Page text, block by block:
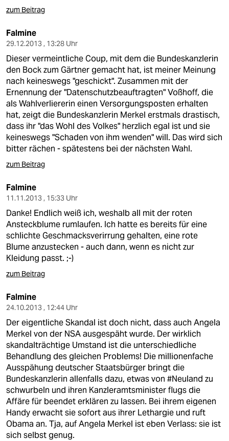
zum Beitrag
Falmine
29.12.2013 , 13:28 Uhr
Dieser vermeintliche Coup, mit dem die Bundeskanzlerin
den Bock zum Gärtner gemacht hat, ist meiner Meinung
nach keineswegs "geschickt". Zusammen mit der
Ernennung der "Datenschutzbeauftragten" Voßhoff, die
als Wahlverliererin einen Versorgungsposten erhalten
hat, zeigt die Bundeskanzlerin Merkel erstmals drastisch,
dass ihr "das Wohl des Volkes" herzlich egal ist und sie
keineswegs "Schaden von ihm wenden" will. Das wird sich
bitter rächen - spätestens bei der nächsten Wahl.
zum Beitrag
Falmine
11.11.2013 , 15:33 Uhr
Danke! Endlich weiß ich, weshalb all mit der roten
Ansteckblume rumlaufen. Ich hatte es bereits für eine
schlichte Geschmacksverirrung gehalten, eine rote
Blume anzustecken - auch dann, wenn es nicht zur
Kleidung passt. ;-)
zum Beitrag
Falmine
24.10.2013 , 12:44 Uhr
Der eigentliche Skandal ist doch nicht, dass auch Angela
Merkel von der NSA ausgespäht wurde. Der wirklich
skandalträchtige Umstand ist die unterschiedliche
Behandlung des gleichen Problems! Die millionenfache
Ausspähung deutscher Staatsbürger bringt die
Bundeskanzlerin allenfalls dazu, etwas von #Neuland zu
schwurbeln und ihren Kanzleramtsminister flugs die
Affäre für beendet erklären zu lassen. Bei ihrem eigenen
Handy erwacht sie sofort aus ihrer Lethargie und ruft
Obama an. Tja, auf Angela Merkel ist eben Verlass: sie ist
sich selbst genug.